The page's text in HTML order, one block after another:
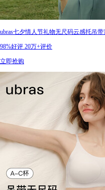
ubras七夕情人节礼物无尺码云感托吊
98%好评 20万+评价
立即抢购